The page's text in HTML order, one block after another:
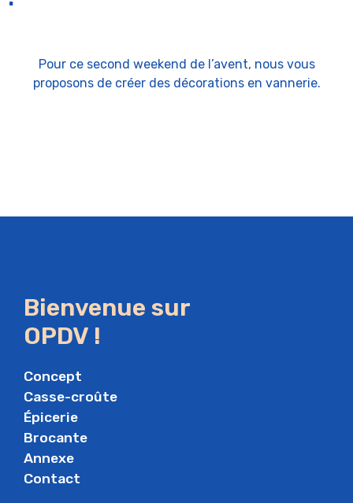
Pour ce second weekend de l’avent, nous vous
proposons de créer des décorations en vannerie.
Bienvenue sur
OPDV !
Concept
Casse-croûte
Épicerie
Brocante
Annexe
Contact